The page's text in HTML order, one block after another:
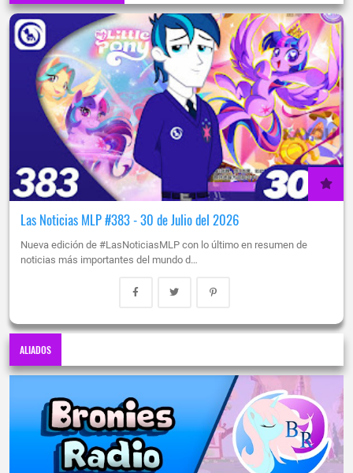
Las Noticias MLP #383 - 30 de Julio del 2026
Nueva edición de #LasNoticiasMLP con lo último en resumen de
noticias más importantes del mundo d…
ALIADOS